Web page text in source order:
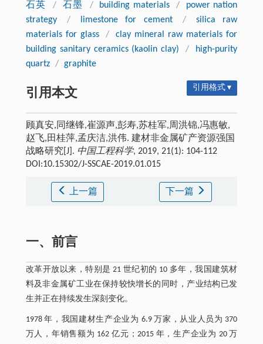
石英
/ 石墨 / building materials /
power nation
strategy
/ limestone for cement /
silica raw
materials for glass
/
clay mineral raw materials for
building sanitary ceramics (kaolin clay)
/
high-purity
quartz / graphite
引用本文 引用格式 ▾
顾真安,同继锋,崔源声,彭寿,苏桂军,周洪锦,冯惠敏,
赵飞,田桂萍,孟庆洁,洪伟. 建材非金属矿产资源强国
战略研究[J]. 中国工程科学, 2019, 21(1): 104-112
DOI:10.15302/J-SSCAE-2019.01.015
上一篇 下一篇
一、前言
改革开放以来，特别是 21 世纪初的 10 多年，我国建筑材
料及非金属矿工业在保持较快增长的同时，产业结构已发
生并正在持续发生深刻变化。
1978 年，我国建材生产企业为 6.9 万家，从业人员为 370
万人，年销售额为 162 亿元；2015 年，生产企业为 20 万